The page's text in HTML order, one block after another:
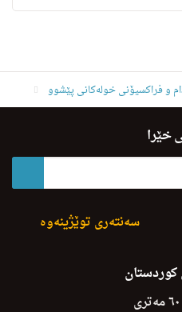
و فراکسیۆنی خولەکانی پێشوو
سه‌عیدخێرا
سەنتەری توێژینەوە
کوردستان